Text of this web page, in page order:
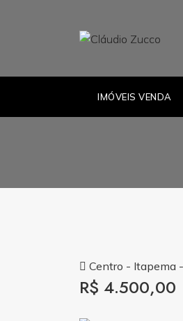
IMÓVEIS VENDA
Centro - Itapema
R$ 4.500,00